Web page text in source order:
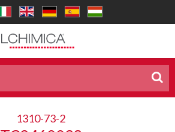
1310-73-2